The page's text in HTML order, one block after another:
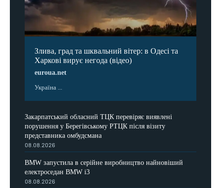
Злива, град та шквальний вітер: в Одесі та
Харкові вирує негода (відео)
euroua.net
Україна ...
Закарпатський обласний ТЦК перевіряє виявлені
порушення у Берегівському РТЦК після візиту
представника омбудсмана
08.08.2026
BMW запустила в серійне виробництво найновіший
електроседан BMW i3
08.08.2026